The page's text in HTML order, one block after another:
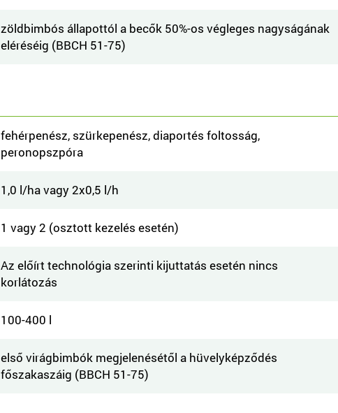
zöldbimbós állapottól a becők 50%-os végleges nagyságának
eléréséig (BBCH 51-75)
fehérpenész, szürkepenész, diaportés foltosság,
peronopszpóra
1,0 l/ha vagy 2x0,5 l/h
1 vagy 2 (osztott kezelés esetén)
Az előírt technológia szerinti kijuttatás esetén nincs
korlátozás
100-400 l
első virágbimbók megjelenésétől a hüvelyképződés
főszakaszáig (BBCH 51-75)